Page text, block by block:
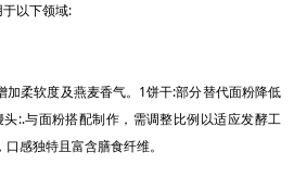
以下领域:
加柔软度及燕麦香气。1饼干:部分替代面粉降低
:.与面粉搭配制作，需调整比例以适应发酵工
感独特且富含膳食纤维。